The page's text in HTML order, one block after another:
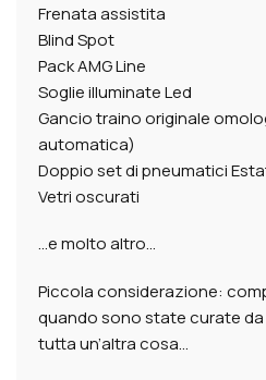
Frenata assistita
Blind Spot
Pack AMG Line
Soglie illuminate Led
Gancio traino originale
automatica)
Doppio set di pneumatici
Vetri oscurati
…e molto altro…
Piccola considerazione:
quando sono state curate da
tutta un’altra cosa…